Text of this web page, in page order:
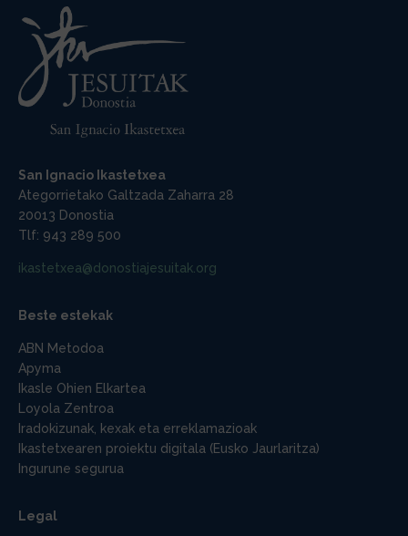
San Ignacio Ikastetxea
Ategorrietako Galtzada Zaharra 28
20013 Donostia
Tlf: 943 289 500
ikastetxea@donostiajesuitak.org
Beste estekak
ABN Metodoa
Apyma
Ikasle Ohien Elkartea
Loyola Zentroa
Iradokizunak, kexak eta erreklamazioak
Ikastetxearen proiektu digitala (Eusko Jaurlaritza)
Ingurune segurua
Legal